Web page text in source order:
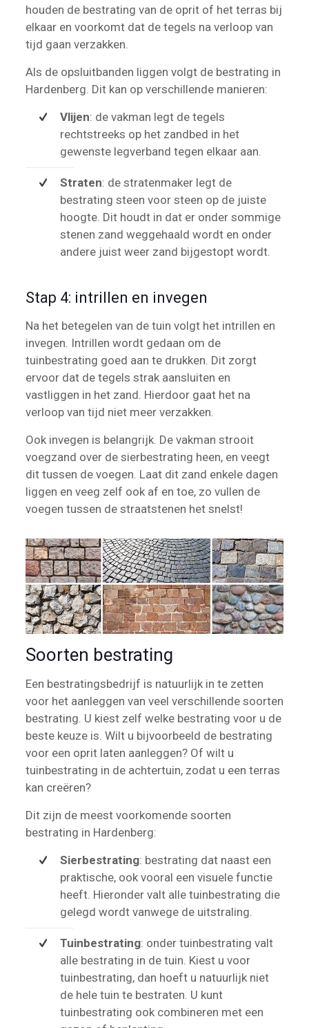
houden de bestrating van de oprit of het terras bij
elkaar en voorkomt dat de tegels na verloop van
tijd gaan verzakken.
Als de opsluitbanden liggen volgt de bestrating in
Hardenberg. Dit kan op verschillende manieren:
Vlijen: de vakman legt de tegels
rechtstreeks op het zandbed in het
gewenste legverband tegen elkaar aan.
Straten: de stratenmaker legt de
bestrating steen voor steen op de juiste
hoogte. Dit houdt in dat er onder sommige
stenen zand weggehaald wordt en onder
andere juist weer zand bijgestopt wordt.
Stap 4: intrillen en invegen
Na het betegelen van de tuin volgt het intrillen en
invegen. Intrillen wordt gedaan om de
tuinbestrating goed aan te drukken. Dit zorgt
ervoor dat de tegels strak aansluiten en
vastliggen in het zand. Hierdoor gaat het na
verloop van tijd niet meer verzakken.
Ook invegen is belangrijk. De vakman strooit
voegzand over de sierbestrating heen, en veegt
dit tussen de voegen. Laat dit zand enkele dagen
liggen en veeg zelf ook af en toe, zo vullen de
voegen tussen de straatstenen het snelst!
Soorten bestrating
Een bestratingsbedrijf is natuurlijk in te zetten
voor het aanleggen van veel verschillende soorten
bestrating. U kiest zelf welke bestrating voor u de
beste keuze is. Wilt u bijvoorbeeld de bestrating
voor een oprit laten aanleggen? Of wilt u
tuinbestrating in de achtertuin, zodat u een terras
kan creëren?
Dit zijn de meest voorkomende soorten
bestrating in Hardenberg:
Sierbestrating: bestrating dat naast een
praktische, ook vooral een visuele functie
heeft. Hieronder valt alle tuinbestrating die
gelegd wordt vanwege de uitstraling.
Tuinbestrating: onder tuinbestrating valt
alle bestrating in de tuin. Kiest u voor
tuinbestrating, dan hoeft u natuurlijk niet
de hele tuin te bestraten. U kunt
tuinbestrating ook combineren met een